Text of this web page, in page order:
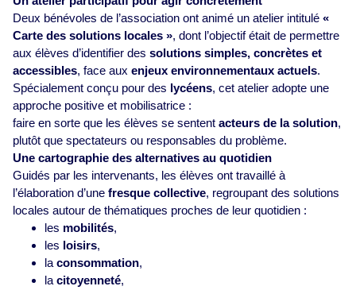
Deux bénévoles de l’association ont animé un atelier intitulé «
Carte des solutions locales », dont l’objectif était de permettre
aux élèves d’identifier des solutions simples, concrètes et
accessibles, face aux enjeux environnementaux actuels.
Spécialement conçu pour des lycéens, cet atelier adopte une
approche positive et mobilisatrice :
faire en sorte que les élèves se sentent acteurs de la solution,
plutôt que spectateurs ou responsables du problème.
Une cartographie des alternatives au quotidien
Guidés par les intervenants, les élèves ont travaillé à
l’élaboration d’une fresque collective, regroupant des solutions
locales autour de thématiques proches de leur quotidien :
les mobilités,
les loisirs,
la consommation,
la citoyenneté,